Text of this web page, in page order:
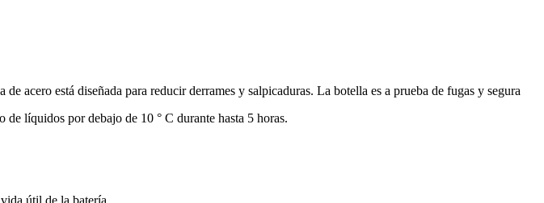
acero está diseñada para reducir derrames y salpicaduras. La botella es a prueba de fugas y segura
líquidos por debajo de 10 ° C durante hasta 5 horas.
útil de la batería